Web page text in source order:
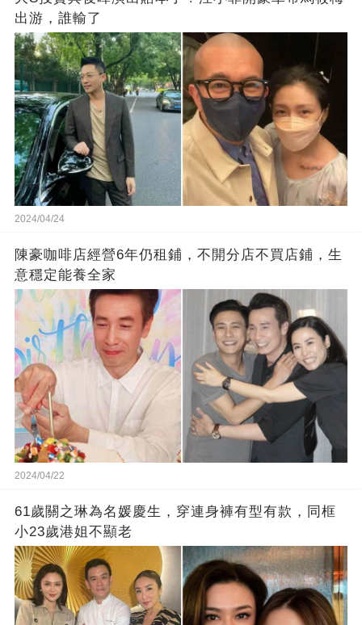
出游，誰輸了
2024/04/24
陳豪咖啡店經營6年仍租鋪，不開分店不買店鋪，生
意穩定能養全家
2024/04/22
61歲關之琳為名媛慶生，穿連身褲有型有款，同框
小23歲港姐不顯老